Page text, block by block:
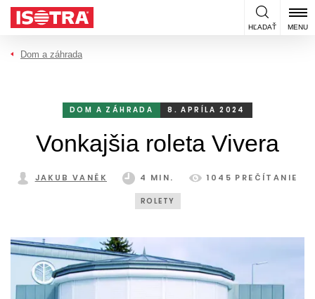
Preskočiť na obsah
HĽADAŤ MENU
Dom a záhrada
DOM A ZÁHRADA 8. APRÍLA 2024
Vonkajšia roleta Vivera
JAKUB VANĚK 4 MIN. 1045 PREČÍTANIE
ROLETY